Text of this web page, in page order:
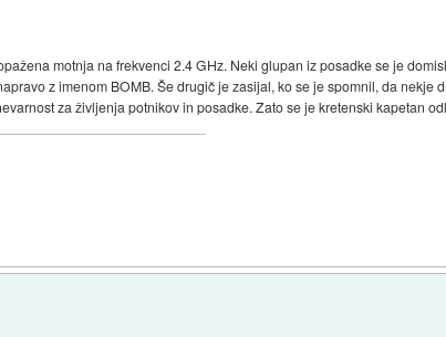
motnja na frekvenci 2.4 GHz. Neki glupan iz posadke se je
z imenom BOMB. Še drugič je zasijal, ko se je spomnil, da nekje
za življenja potnikov in posadke. Zato se je kretenski kapetan